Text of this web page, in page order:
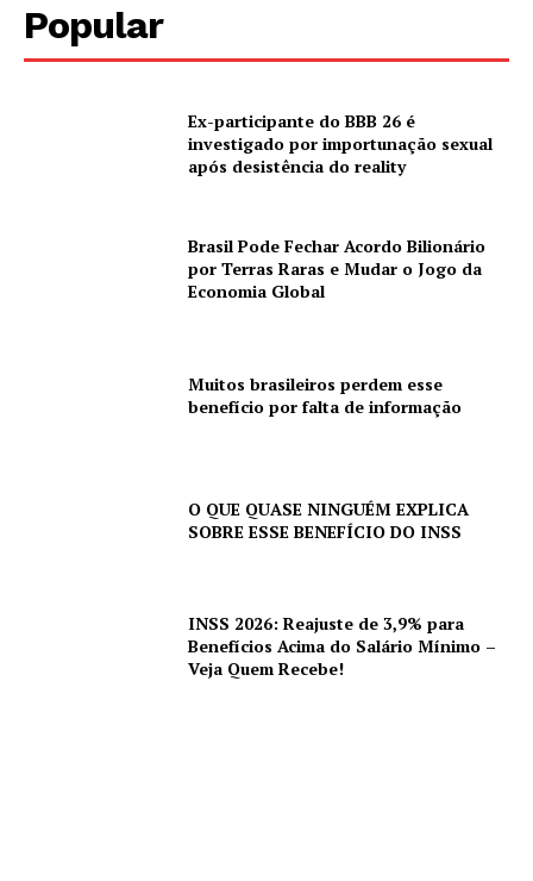
Popular
Ex-participante do BBB 26 é
investigado por importunação sexual
após desistência do reality
Brasil Pode Fechar Acordo Bilionário
por Terras Raras e Mudar o Jogo da
Economia Global
Muitos brasileiros perdem esse
benefício por falta de informação
O QUE QUASE NINGUÉM EXPLICA
SOBRE ESSE BENEFÍCIO DO INSS
INSS 2026: Reajuste de 3,9% para
Benefícios Acima do Salário Mínimo –
Veja Quem Recebe!